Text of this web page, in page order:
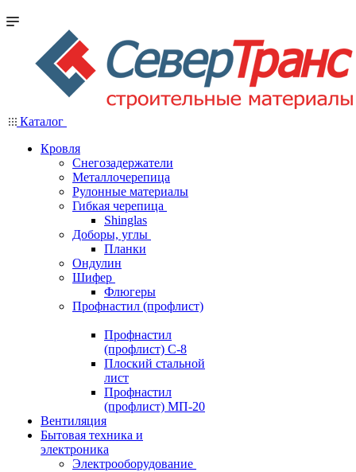
Каталог
Кровля
Снегозадержатели
Металлочерепица
Рулонные материалы
Гибкая черепица
Shinglas
Доборы, углы
Планки
Ондулин
Шифер
Флюгеры
Профнастил (профлист)
Профнастил
(профлист) С-8
Плоский стальной
лист
Профнастил
(профлист) МП-20
Вентиляция
Бытовая техника и
электроника
Электрооборудование